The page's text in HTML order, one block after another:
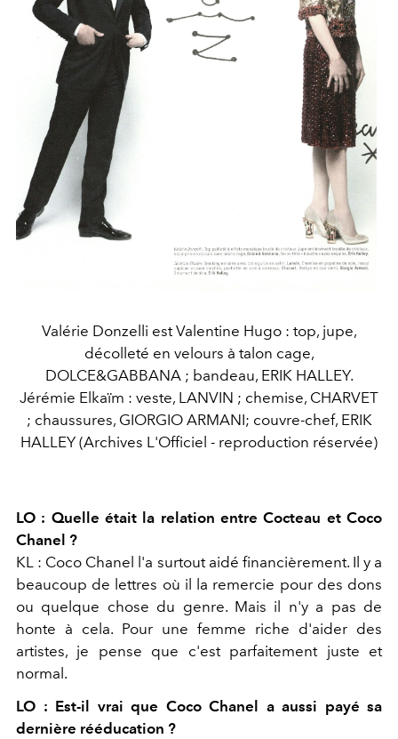
Valérie Donzelli est Valentine Hugo : top, jupe,
décolleté en velours à talon cage,
DOLCE&GABBANA ; bandeau, ERIK HALLEY.
Jérémie Elkaïm : veste, LANVIN ; chemise, CHARVET
; chaussures, GIORGIO ARMANI; couvre-chef, ERIK
HALLEY (Archives L'Officiel - reproduction réservée)
LO : Quelle était la relation entre Cocteau et Coco
Chanel ?
KL : Coco Chanel l'a surtout aidé financièrement. Il y a
beaucoup de lettres où il la remercie pour des dons
ou quelque chose du genre. Mais il n'y a pas de
honte à cela. Pour une femme riche d'aider des
artistes, je pense que c'est parfaitement juste et
normal.
LO : Est-il vrai que Coco Chanel a aussi payé sa
dernière rééducation ?